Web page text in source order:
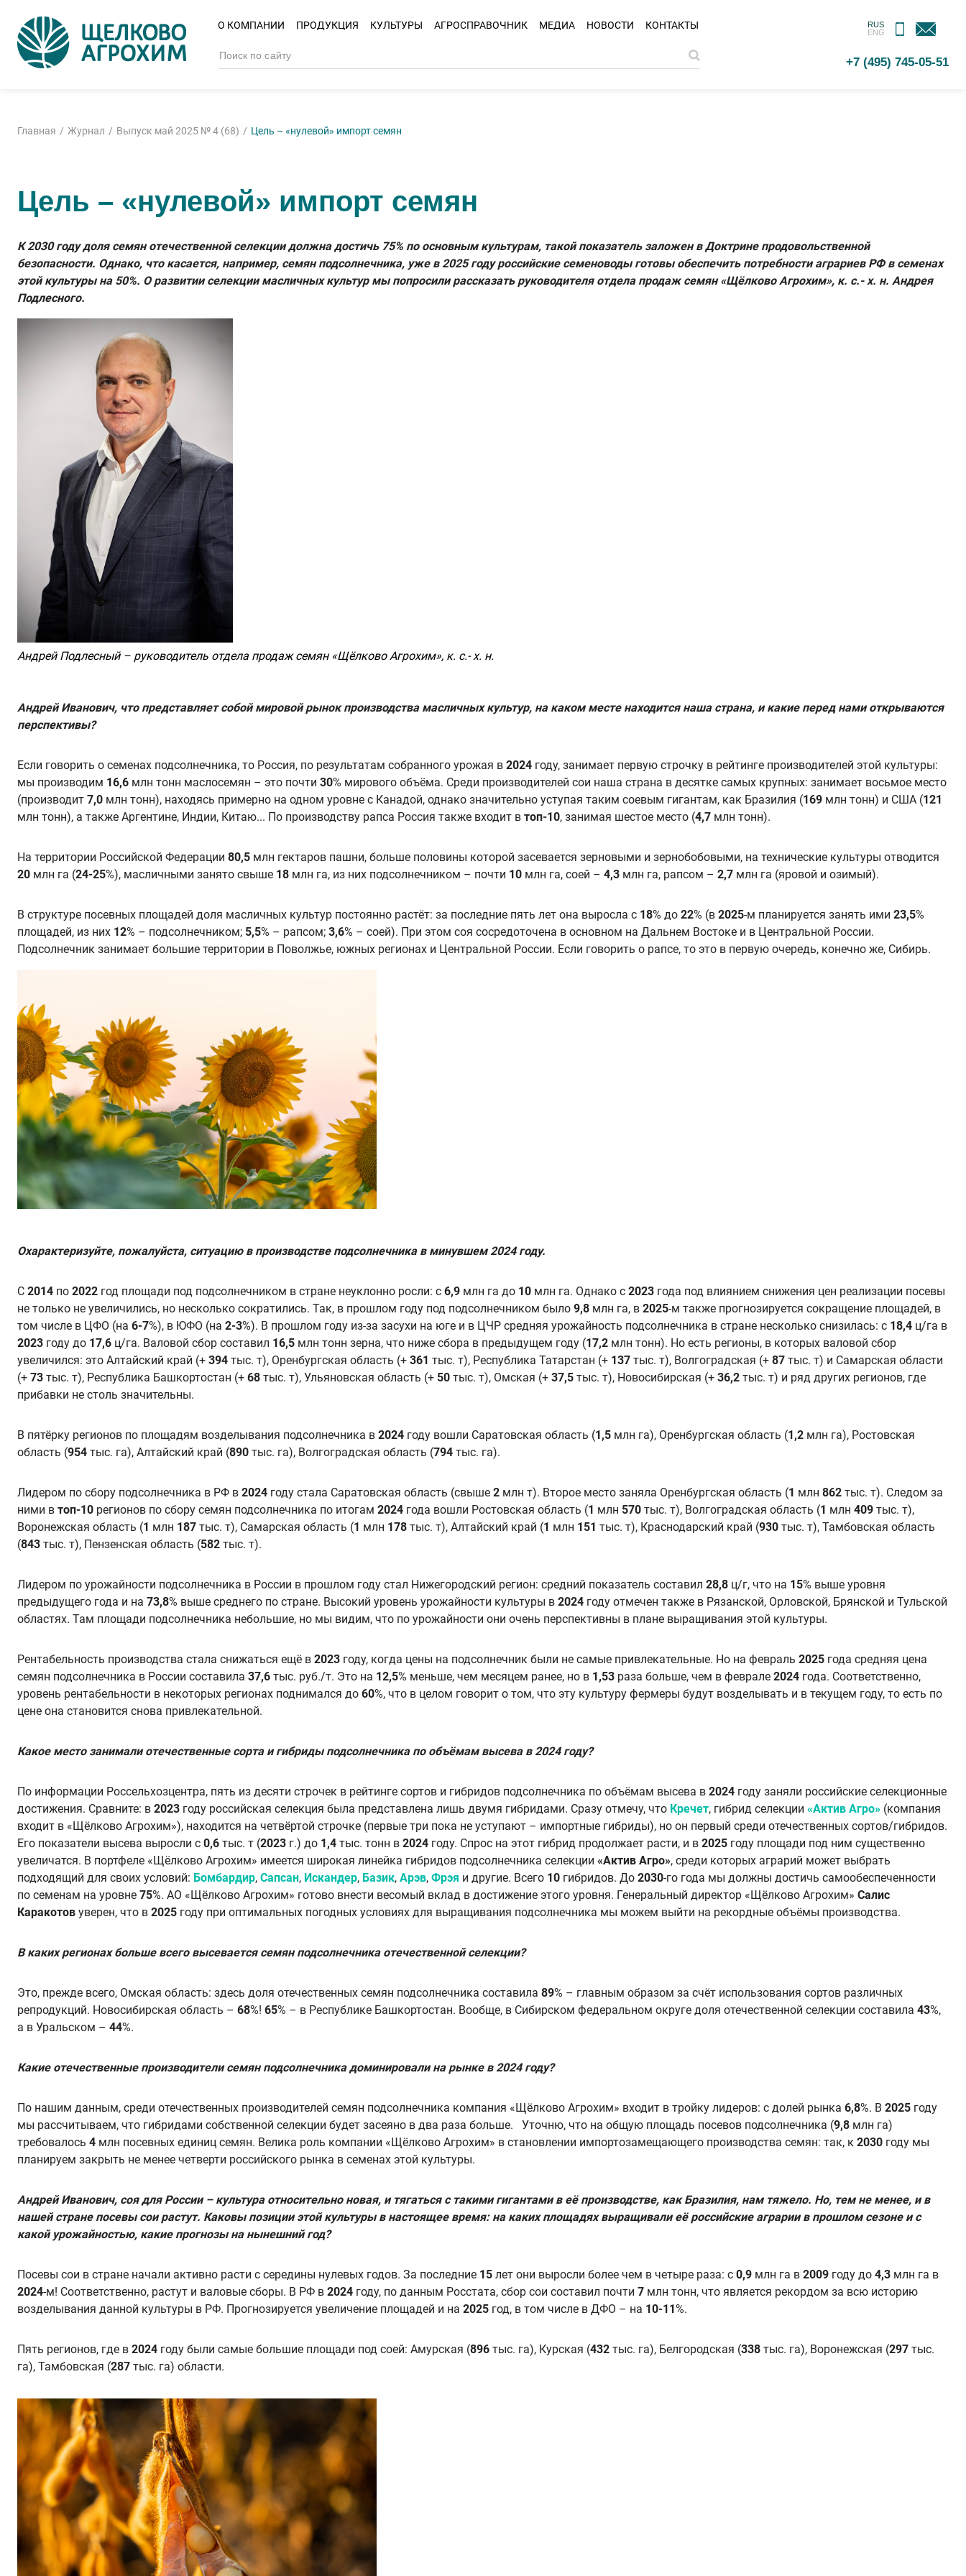
О КОМПАНИИ ПРОДУКЦИЯ КУЛЬТУРЫ АГРОСПРАВОЧНИК МЕДИА НОВОСТИ КОНТАКТЫ
RUS
ENG
МОБИЛЬНОЕ
ПРИЛОЖЕНИЕ
ОБРАТНАЯ
СВЯЗЬ
+7 (495) 745-05-51
Главная Журнал Выпуск май 2025 № 4 (68) Цель – «нулевой» импорт семян
Цель – «нулевой» импорт семян
К 2030 году доля семян отечественной селекции должна достичь 75% по основным культурам, такой показатель заложен в Доктрине продовольственной
безопасности. Однако, что касается, например, семян подсолнечника, уже в 2025 году российские семеноводы готовы обеспечить потребности аграриев РФ в семенах
этой культуры на 50%. О развитии селекции масличных культур мы попросили рассказать руководителя отдела продаж семян «Щёлково Агрохим», к. с.- х. н. Андрея
Подлесного.
Андрей Подлесный – руководитель отдела продаж семян «Щёлково Агрохим», к. с.- х. н.
Андрей Иванович, что представляет собой мировой рынок производства масличных культур, на каком месте находится наша страна, и какие перед нами открываются
перспективы?
Если говорить о семенах подсолнечника, то Россия, по результатам собранного урожая в 2024 году, занимает первую строчку в рейтинге производителей этой культуры:
мы производим 16,6 млн тонн маслосемян – это почти 30% мирового объёма. Среди производителей сои наша страна в десятке самых крупных: занимает восьмое место
(производит 7,0 млн тонн), находясь примерно на одном уровне с Канадой, однако значительно уступая таким соевым гигантам, как Бразилия (169 млн тонн) и США (121
млн тонн), а также Аргентине, Индии, Китаю... По производству рапса Россия также входит в топ-10, занимая шестое место (4,7 млн тонн).
На территории Российской Федерации 80,5 млн гектаров пашни, больше половины которой засевается зерновыми и зернобобовыми, на технические культуры отводится
20 млн га (24-25%), масличными занято свыше 18 млн га, из них подсолнечником – почти 10 млн га, соей – 4,3 млн га, рапсом – 2,7 млн га (яровой и озимый).
В структуре посевных площадей доля масличных культур постоянно растёт: за последние пять лет она выросла с 18% до 22% (в 2025-м планируется занять ими 23,5%
площадей, из них 12% – подсолнечником; 5,5% – рапсом; 3,6% – соей). При этом соя сосредоточена в основном на Дальнем Востоке и в Центральной России.
Подсолнечник занимает большие территории в Поволжье, южных регионах и Центральной России. Если говорить о рапсе, то это в первую очередь, конечно же, Сибирь.
Охарактеризуйте, пожалуйста, ситуацию в производстве подсолнечника в минувшем 2024 году.
С 2014 по 2022 год площади под подсолнечником в стране неуклонно росли: с 6,9 млн га до 10 млн га. Однако с 2023 года под влиянием снижения цен реализации посевы
не только не увеличились, но несколько сократились. Так, в прошлом году под подсолнечником было 9,8 млн га, в 2025-м также прогнозируется сокращение площадей, в
том числе в ЦФО (на 6-7%), в ЮФО (на 2-3%). В прошлом году из-за засухи на юге и в ЦЧР средняя урожайность подсолнечника в стране несколько снизилась: с 18,4 ц/га в
2023 году до 17,6 ц/га. Валовой сбор составил 16,5 млн тонн зерна, что ниже сбора в предыдущем году (17,2 млн тонн). Но есть регионы, в которых валовой сбор
увеличился: это Алтайский край (+ 394 тыс. т), Оренбургская область (+ 361 тыс. т), Республика Татарстан (+ 137 тыс. т), Волгоградская (+ 87 тыс. т) и Самарская области
(+ 73 тыс. т), Республика Башкортостан (+ 68 тыс. т), Ульяновская область (+ 50 тыс. т), Омская (+ 37,5 тыс. т), Новосибирская (+ 36,2 тыс. т) и ряд других регионов, где
прибавки не столь значительны.
В пятёрку регионов по площадям возделывания подсолнечника в 2024 году вошли Саратовская область (1,5 млн га), Оренбургская область (1,2 млн га), Ростовская
область (954 тыс. га), Алтайский край (890 тыс. га), Волгоградская область (794 тыс. га).
Лидером по сбору подсолнечника в РФ в 2024 году стала Саратовская область (свыше 2 млн т). Второе место заняла Оренбургская область (1 млн 862 тыс. т). Следом за
ними в топ-10 регионов по сбору семян подсолнечника по итогам 2024 года вошли Ростовская область (1 млн 570 тыс. т), Волгоградская область (1 млн 409 тыс. т),
Воронежская область (1 млн 187 тыс. т), Самарская область (1 млн 178 тыс. т), Алтайский край (1 млн 151 тыс. т), Краснодарский край (930 тыс. т), Тамбовская область
(843 тыс. т), Пензенская область (582 тыс. т).
Лидером по урожайности подсолнечника в России в прошлом году стал Нижегородский регион: средний показатель составил 28,8 ц/г, что на 15% выше уровня
предыдущего года и на 73,8% выше среднего по стране. Высокий уровень урожайности культуры в 2024 году отмечен также в Рязанской, Орловской, Брянской и Тульской
областях. Там площади подсолнечника небольшие, но мы видим, что по урожайности они очень перспективны в плане выращивания этой культуры.
Рентабельность производства стала снижаться ещё в 2023 году, когда цены на подсолнечник были не самые привлекательные. Но на февраль 2025 года средняя цена
семян подсолнечника в России составила 37,6 тыс. руб./т. Это на 12,5% меньше, чем месяцем ранее, но в 1,53 раза больше, чем в феврале 2024 года. Соответственно,
уровень рентабельности в некоторых регионах поднимался до 60%, что в целом говорит о том, что эту культуру фермеры будут возделывать и в текущем году, то есть по
цене она становится снова привлекательной.
Какое место занимали отечественные сорта и гибриды подсолнечника по объёмам высева в 2024 году?
По информации Россельхозцентра, пять из десяти строчек в рейтинге сортов и гибридов подсолнечника по объёмам высева в 2024 году заняли российские селекционные
достижения. Сравните: в 2023 году российская селекция была представлена лишь двумя гибридами. Сразу отмечу, что Кречет, гибрид селекции «Актив Агро» (компания
входит в «Щёлково Агрохим»), находится на четвёртой строчке (первые три пока не уступают – импортные гибриды), но он первый среди отечественных сортов/гибридов.
Его показатели высева выросли с 0,6 тыс. т (2023 г.) до 1,4 тыс. тонн в 2024 году. Спрос на этот гибрид продолжает расти, и в 2025 году площади под ним существенно
увеличатся. В портфеле «Щёлково Агрохим» имеется широкая линейка гибридов подсолнечника селекции «Актив Агро», среди которых аграрий может выбрать
подходящий для своих условий: Бомбардир, Сапсан, Искандер, Базик, Арэв, Фрэя и другие. Всего 10 гибридов. До 2030-го года мы должны достичь самообеспеченности
по семенам на уровне 75%. АО «Щёлково Агрохим» готово внести весомый вклад в достижение этого уровня. Генеральный директор «Щёлково Агрохим» Салис
Каракотов уверен, что в 2025 году при оптимальных погодных условиях для выращивания подсолнечника мы можем выйти на рекордные объёмы производства.
В каких регионах больше всего высевается семян подсолнечника отечественной селекции?
Это, прежде всего, Омская область: здесь доля отечественных семян подсолнечника составила 89% – главным образом за счёт использования сортов различных
репродукций. Новосибирская область – 68%! 65% – в Республике Башкортостан. Вообще, в Сибирском федеральном округе доля отечественной селекции составила 43%,
а в Уральском – 44%.
Какие отечественные производители семян подсолнечника доминировали на рынке в 2024 году?
По нашим данным, среди отечественных производителей семян подсолнечника компания «Щёлково Агрохим» входит в тройку лидеров: с долей рынка 6,8%. В 2025 году
мы рассчитываем, что гибридами собственной селекции будет засеяно в два раза больше. Уточню, что на общую площадь посевов подсолнечника (9,8 млн га)
требовалось 4 млн посевных единиц семян. Велика роль компании «Щёлково Агрохим» в становлении импортозамещающего производства семян: так, к 2030 году мы
планируем закрыть не менее четверти российского рынка в семенах этой культуры.
Андрей Иванович, соя для России – культура относительно новая, и тягаться с такими гигантами в её производстве, как Бразилия, нам тяжело. Но, тем не менее, и в
нашей стране посевы сои растут. Каковы позиции этой культуры в настоящее время: на каких площадях выращивали её российские аграрии в прошлом сезоне и с
какой урожайностью, какие прогнозы на нынешний год?
Посевы сои в стране начали активно расти с середины нулевых годов. За последние 15 лет они выросли более чем в четыре раза: с 0,9 млн га в 2009 году до 4,3 млн га в
2024-м! Соответственно, растут и валовые сборы. В РФ в 2024 году, по данным Росстата, сбор сои составил почти 7 млн тонн, что является рекордом за всю историю
возделывания данной культуры в РФ. Прогнозируется увеличение площадей и на 2025 год, в том числе в ДФО – на 10-11%.
Пять регионов, где в 2024 году были самые большие площади под соей: Амурская (896 тыс. га), Курская (432 тыс. га), Белгородская (338 тыс. га), Воронежская (297 тыс.
га), Тамбовская (287 тыс. га) области.